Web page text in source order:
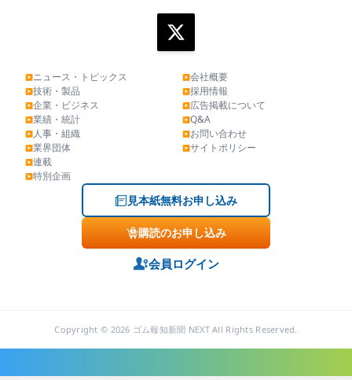
▶ニュース・トピックス
▶技術・製品
▶企業・ビジネス
▶業績・統計
▶人事・組織
▶業界団体
▶連載
▶特別企画
▶会社概要
▶採用情報
▶広告掲載について
▶Q&A
▶お問い合わせ
▶サイトポリシー
見本紙無料お申し込み
購読のお申し込み
会員ログイン
Copyright © 2026 ゴム報知新聞 NEXT All Rights Reserved.